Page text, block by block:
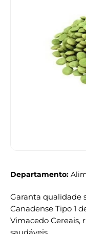
Departamento:
Garanta qualidade
Canadense Tipo 1
Vimacedo Cereais,